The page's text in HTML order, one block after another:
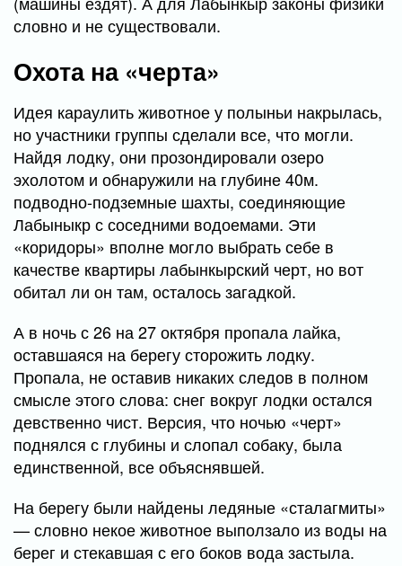
словно и не существовали.
Охота на «черта»
Идея караулить животное у полыньи накрылась,
но участники группы сделали все, что могли.
Найдя лодку, они прозондировали озеро
эхолотом и обнаружили на глубине 40м.
подводно-подземные шахты, соединяющие
Лабыныкр с соседними водоемами. Эти
«коридоры» вполне могло выбрать себе в
качестве квартиры лабынкырский черт, но вот
обитал ли он там, осталось загадкой.
А в ночь с 26 на 27 октября пропала лайка,
оставшаяся на берегу сторожить лодку.
Пропала, не оставив никаких следов в полном
смысле этого слова: снег вокруг лодки остался
девственно чист. Версия, что ночью «черт»
поднялся с глубины и слопал собаку, была
единственной, все объяснявшей.
На берегу были найдены ледяные «сталагмиты»
— словно некое животное выползало из воды на
берег и стекавшая с его боков вода застыла.